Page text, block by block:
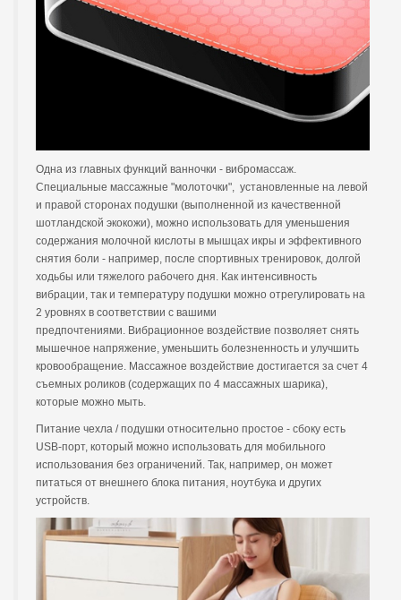
Одна из главных функций ванночки - вибромассаж.
Специальные массажные "молоточки", установленные на левой
и правой сторонах подушки (выполненной из качественной
шотландской экокожи), можно использовать для уменьшения
содержания молочной кислоты в мышцах икры и эффективного
снятия боли - например, после спортивных тренировок, долгой
ходьбы или тяжелого рабочего дня. Как интенсивность
вибрации, так и температуру подушки можно отрегулировать на
2 уровнях в соответствии с вашими
предпочтениями. Вибрационное воздействие позволяет снять
мышечное напряжение, уменьшить болезненность и улучшить
кровообращение. Массажное воздействие достигается за счет 4
съемных роликов (содержащих по 4 массажных шарика),
которые можно мыть.
Питание чехла / подушки относительно простое - сбоку есть
USB-порт, который можно использовать для мобильного
использования без ограничений. Так, например, он может
питаться от внешнего блока питания, ноутбука и других
устройств.